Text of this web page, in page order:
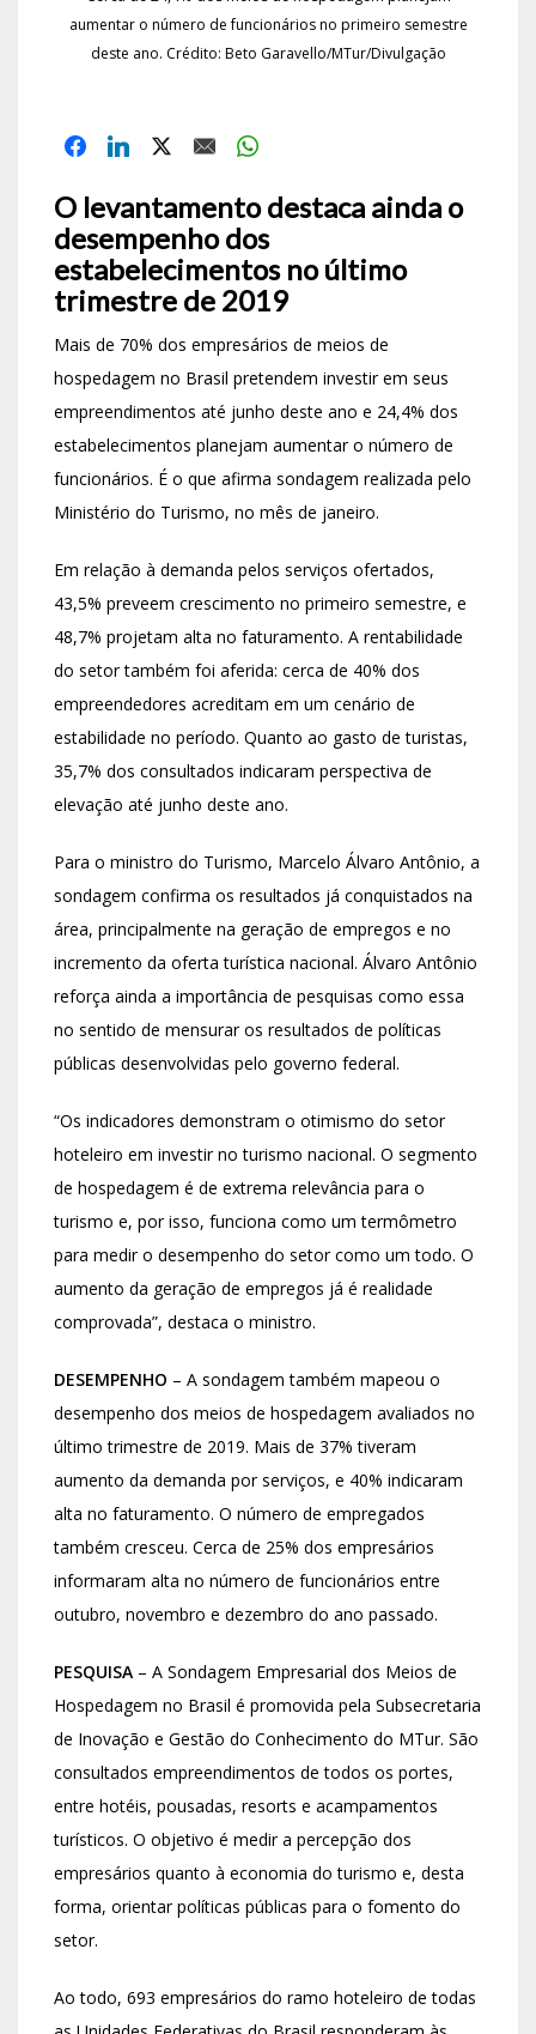
aumentar o número de funcionários no primeiro semestre
deste ano. Crédito: Beto Garavello/MTur/Divulgação
O levantamento destaca ainda o
desempenho dos
estabelecimentos no último
trimestre de 2019
Mais de 70% dos empresários de meios de
hospedagem no Brasil pretendem investir em seus
empreendimentos até junho deste ano e 24,4% dos
estabelecimentos planejam aumentar o número de
funcionários. É o que afirma sondagem realizada pelo
Ministério do Turismo, no mês de janeiro.
Em relação à demanda pelos serviços ofertados,
43,5% preveem crescimento no primeiro semestre, e
48,7% projetam alta no faturamento. A rentabilidade
do setor também foi aferida: cerca de 40% dos
empreendedores acreditam em um cenário de
estabilidade no período. Quanto ao gasto de turistas,
35,7% dos consultados indicaram perspectiva de
elevação até junho deste ano.
Para o ministro do Turismo, Marcelo Álvaro Antônio, a
sondagem confirma os resultados já conquistados na
área, principalmente na geração de empregos e no
incremento da oferta turística nacional. Álvaro Antônio
reforça ainda a importância de pesquisas como essa
no sentido de mensurar os resultados de políticas
públicas desenvolvidas pelo governo federal.
“Os indicadores demonstram o otimismo do setor
hoteleiro em investir no turismo nacional. O segmento
de hospedagem é de extrema relevância para o
turismo e, por isso, funciona como um termômetro
para medir o desempenho do setor como um todo. O
aumento da geração de empregos já é realidade
comprovada”, destaca o ministro.
DESEMPENHO – A sondagem também mapeou o
desempenho dos meios de hospedagem avaliados no
último trimestre de 2019. Mais de 37% tiveram
aumento da demanda por serviços, e 40% indicaram
alta no faturamento. O número de empregados
também cresceu. Cerca de 25% dos empresários
informaram alta no número de funcionários entre
outubro, novembro e dezembro do ano passado.
PESQUISA – A Sondagem Empresarial dos Meios de
Hospedagem no Brasil é promovida pela Subsecretaria
de Inovação e Gestão do Conhecimento do MTur. São
consultados empreendimentos de todos os portes,
entre hotéis, pousadas, resorts e acampamentos
turísticos. O objetivo é medir a percepção dos
empresários quanto à economia do turismo e, desta
forma, orientar políticas públicas para o fomento do
setor.
Ao todo, 693 empresários do ramo hoteleiro de todas